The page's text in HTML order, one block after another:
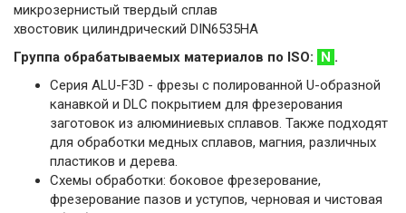
микрозернистый твердый сплав
хвостовик цилиндрический DIN6535HA
Группа обрабатываемых материалов по ISO: N .
Серия ALU-F3D - фрезы с полированной U-образной
канавкой и DLC покрытием для фрезерования
заготовок из алюминиевых сплавов. Также подходят
для обработки медных сплавов, магния, различных
пластиков и дерева.
Схемы обработки: боковое фрезерование,
фрезерование пазов и уступов, черновая и чистовая